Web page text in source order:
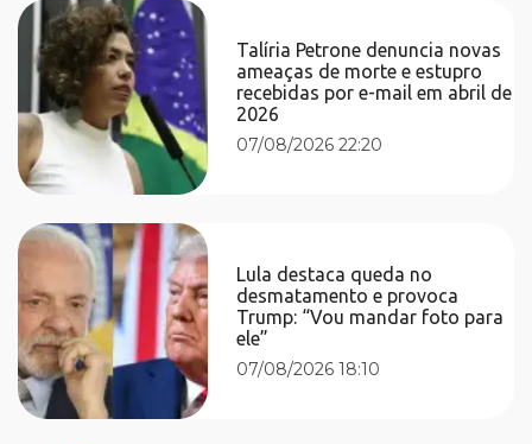
Talíria Petrone denuncia novas
ameaças de morte e estupro
recebidas por e-mail em abril de
2026
07/08/2026 22:20
Lula destaca queda no
desmatamento e provoca
Trump: “Vou mandar foto para
ele”
07/08/2026 18:10